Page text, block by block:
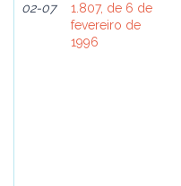
02-07
1.807, de 6 de
fevereiro de
1996